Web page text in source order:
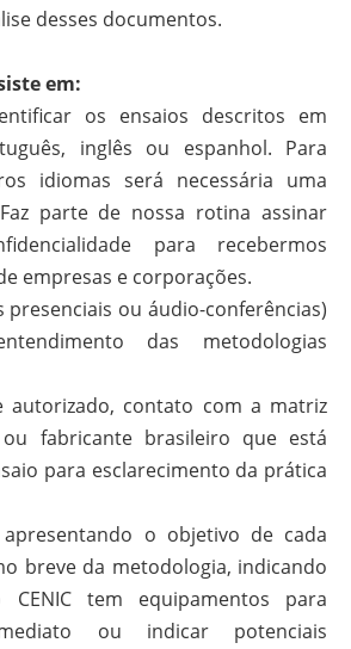
desses documentos.
em:
os ensaios descritos em
inglês ou espanhol. Para
idiomas será necessária uma
parte de nossa rotina assinar
para recebermos
empresas e corporações.
presenciais ou áudio-conferências)
das metodologias
autorizado, contato com a matriz
fabricante brasileiro que está
para esclarecimento da prática
o objetivo de cada
breve da metodologia, indicando
tem equipamentos para
ou indicar potenciais